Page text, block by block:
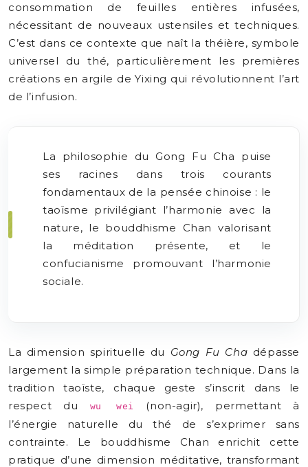
consommation de feuilles entières infusées,
nécessitant de nouveaux ustensiles et techniques.
C’est dans ce contexte que naît la théière, symbole
universel du thé, particulièrement les premières
créations en argile de Yixing qui révolutionnent l’art
de l’infusion.
La philosophie du Gong Fu Cha puise
ses racines dans trois courants
fondamentaux de la pensée chinoise : le
taoïsme privilégiant l’harmonie avec la
nature, le bouddhisme Chan valorisant
la méditation présente, et le
confucianisme promouvant l’harmonie
sociale.
La dimension spirituelle du Gong Fu Cha dépasse
largement la simple préparation technique. Dans la
tradition taoïste, chaque geste s’inscrit dans le
respect du
wu wei
(non-agir), permettant à
l’énergie naturelle du thé de s’exprimer sans
contrainte. Le bouddhisme Chan enrichit cette
pratique d’une dimension méditative, transformant